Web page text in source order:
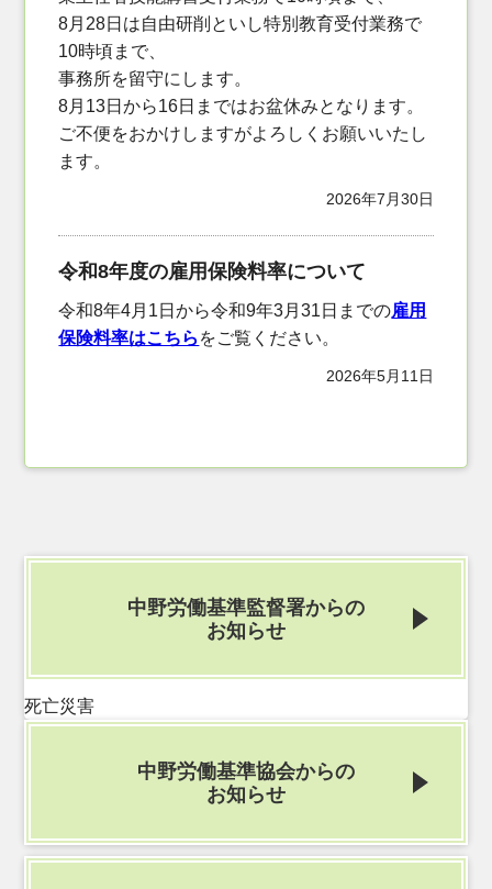
8月28日は自由研削といし特別教育受付業務で
10時頃まで、
事務所を留守にします。
8月13日から16日まではお盆休みとなります。
ご不便をおかけしますがよろしくお願いいたし
ます。
2026年7月30日
令和8年度の雇用保険料率について
令和8年4月1日から令和9年3月31日までの雇用
保険料率はこちら をご覧ください。
2026年5月11日
中野労働基準監督署からの
お知らせ
死亡災害
中野労働基準協会からの
お知らせ